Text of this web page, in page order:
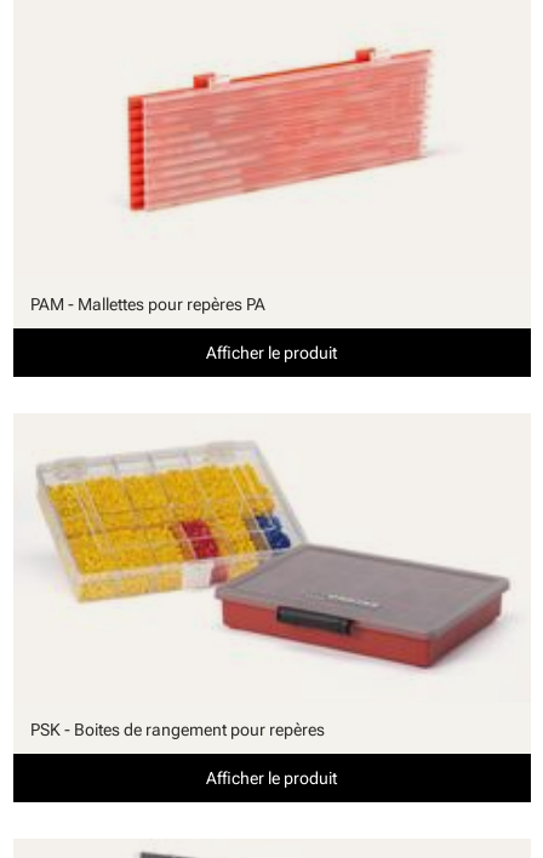
PAM - Mallettes pour repères PA
Afficher le produit
PSK - Boites de rangement pour repères
Afficher le produit